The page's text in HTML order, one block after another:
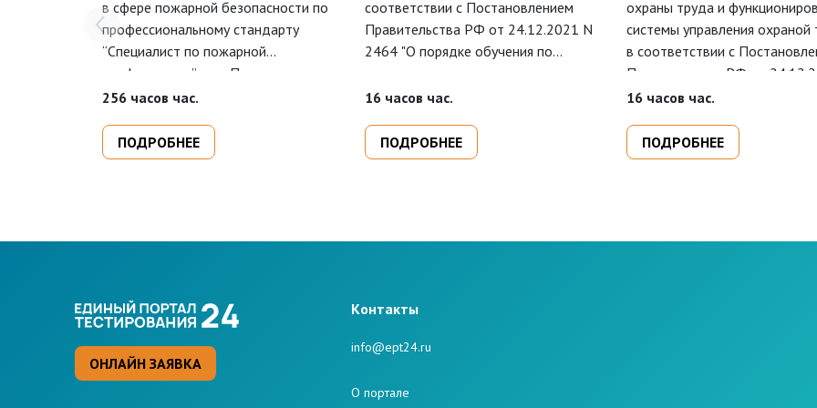
в сфере пожарной безопасности по
профессиональному стандарту
“Специалист по пожарной
профилактике”, утв. Приказом
Минтруда от 11 октября 2021 года
256 часов час.
ПОДРОБНЕЕ
соответствии с Постановлением
Правительства РФ от 24.12.2021 N
2464 "О порядке обучения по
требований охраны труда" и
квалификации персонала
предприятия по оказанию первой
16 часов час.
ПОДРОБНЕЕ
охраны труда и
системы управления охраной
в соответствии с
Правительства РФ от
2464 "О порядке обучения по
требований охраны труда" с
подготовкой к сдаче экзамена
16 часов час.
ПОДРОБНЕЕ
ОНЛАЙН ЗАЯВКА
Kонтакты
info@ept24.ru
О портале